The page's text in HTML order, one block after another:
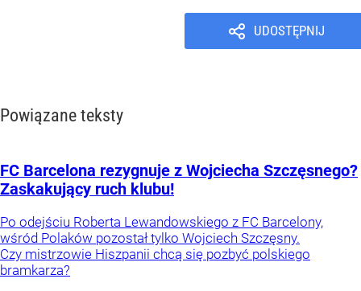
UDOSTĘPNIJ
Powiązane teksty
FC Barcelona rezygnuje z Wojciecha Szczęsnego?
Zaskakujący ruch klubu!
Po odejściu Roberta Lewandowskiego z FC Barcelony,
wśród Polaków pozostał tylko Wojciech Szczęsny.
Czy mistrzowie Hiszpanii chcą się pozbyć polskiego
bramkarza?